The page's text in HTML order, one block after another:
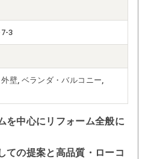
3
壁, ベランダ・バルコニー,
を中心にリフォーム全般に
ての提案と高品質・ローコ